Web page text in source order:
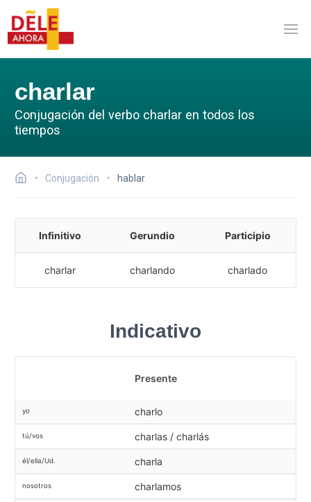
charlar
Conjugación del verbo charlar en todos los
tiempos
Conjugación hablar
Infinitivo Gerundio Participio
charlar charlando charlado
Indicativo
Presente
yo charlo
tú/vos charlas / charlás
él/ella/Ud. charla
nosotros charlamos